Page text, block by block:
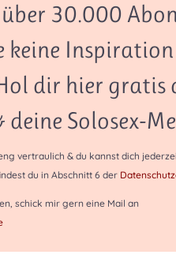
30.000
keine
dir hier gratis
deine Solosex-
vertraulich & du kannst dich
du in Abschnitt 6 der
schick mir gern eine Mail an